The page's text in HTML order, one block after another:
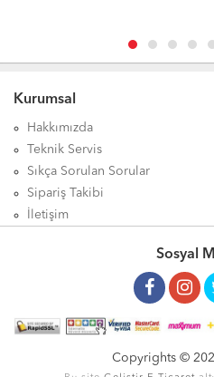
Kurumsal
Hakkımızda
Teknik Servis
Sıkça Sorulan Sorular
Sipariş Takibi
İletişim
Sosyal
Copyrights ©